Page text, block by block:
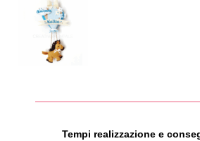
Tempi realizzazione e